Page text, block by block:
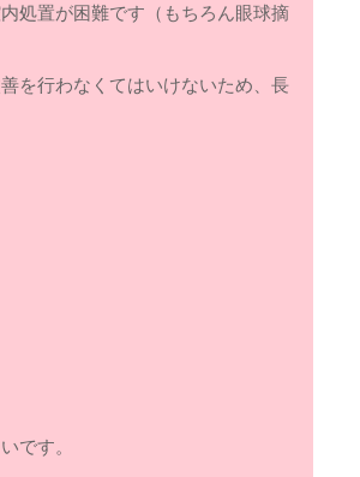
処置が困難です（もちろん眼球摘
を行わなくてはいけないため、長
です。